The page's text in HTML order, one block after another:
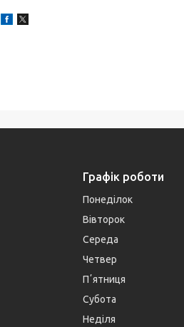
Графік роботи
Понеділок
Вівторок
Середа
Четвер
Пʼятниця
Субота
Неділя